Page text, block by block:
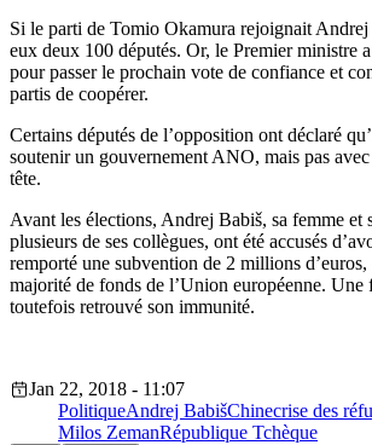
Si le parti de Tomio Okamura rejoignait Andrej
eux deux 100 députés. Or, le Premier ministre
pour passer le prochain vote de confiance et
partis de coopérer.
Certains députés de l’opposition ont déclaré
soutenir un gouvernement ANO, mais pas
tête.
Avant les élections, Andrej Babiš, sa femme et
plusieurs de ses collègues, ont été accusés
remporté une subvention de 2 millions d’euros,
majorité de fonds de l’Union européenne. Une
toutefois retrouvé son immunité.
Jan 22, 2018 - 11:07
PolitiqueAndrej BabišChinecrise des
Milos ZemanRépublique Tchèque